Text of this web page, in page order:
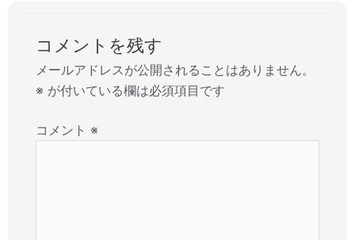
コメントを残す
メールアドレスが公開されることはありません。
※ が付いている欄は必須項目です
コメント ※